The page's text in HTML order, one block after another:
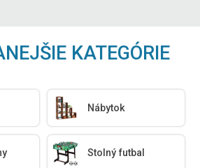
KATEGÓRIE
Nábytok
Stolný futbal